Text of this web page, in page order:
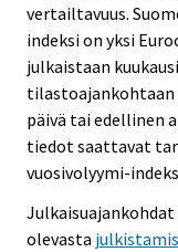
vertailtavuus.
indeksi on yksi
julkaistaan
tilastoajankohtaan
päivä tai edellinen
tiedot saattavat
vuosivolyymi-
olevasta